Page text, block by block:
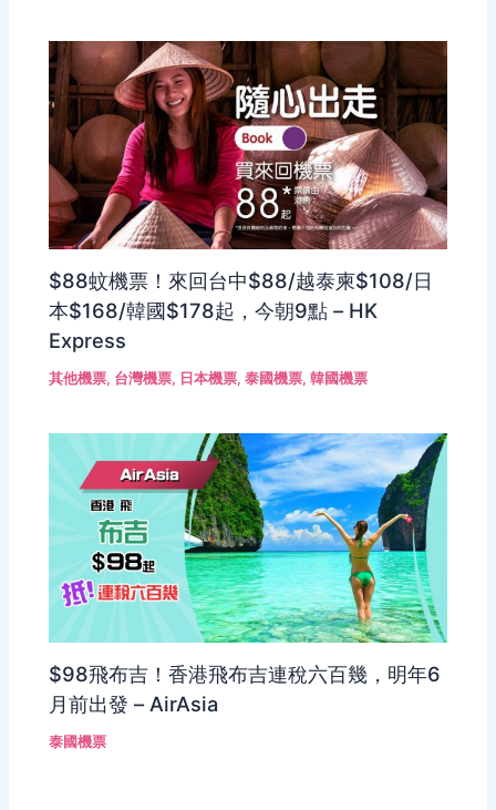
$88蚊機票！來回台中$88/越泰柬$108/日
本$168/韓國$178起，今朝9點 – HK
Express
其他機票, 台灣機票, 日本機票,泰國機票,韓國機票
$98飛布吉！香港飛布吉連稅六百幾，明年6
月前出發 – AirAsia
泰國機票